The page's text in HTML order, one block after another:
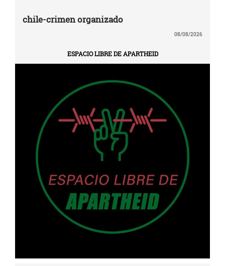
chile-crimen organizado
08/08/2026
ESPACIO LIBRE DE APARTHEID